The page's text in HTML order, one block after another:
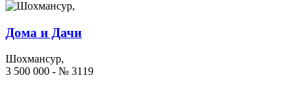
Дома и Дачи
Шохмансур,
3 500 000 - № 3119